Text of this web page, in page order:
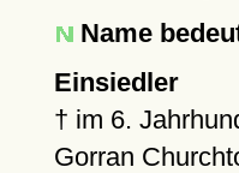
Name
Einsiedler
† im 6.
Gorran